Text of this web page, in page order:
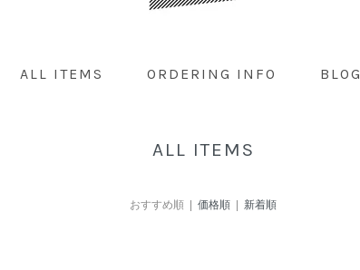
ALL ITEMS ORDERING INFO BLOG
ALL ITEMS
おすすめ順 | 価格順 新着順